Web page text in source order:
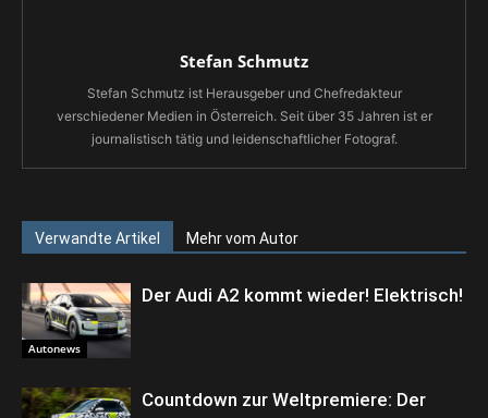
Stefan Schmutz
Stefan Schmutz ist Herausgeber und Chefredakteur
verschiedener Medien in Österreich. Seit über 35 Jahren ist er
journalistisch tätig und leidenschaftlicher Fotograf.
Verwandte Artikel Mehr vom Autor
Autonews
Der Audi A2 kommt wieder! Elektrisch!
Countdown zur Weltpremiere: Der